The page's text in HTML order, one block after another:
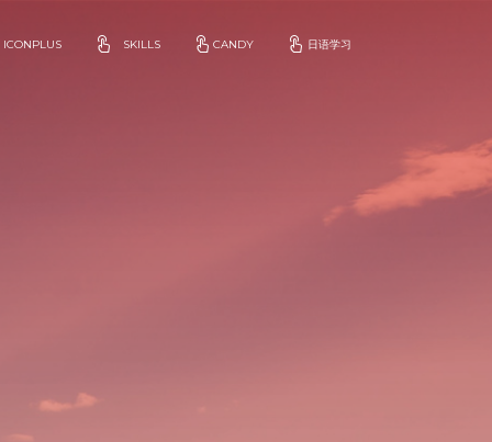
ICONPLUS SKILLS CANDY 日语学习